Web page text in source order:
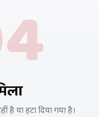
या हटा दिया गया है।